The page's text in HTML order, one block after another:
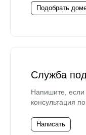
Подобрать
Служба
Напишите,
консультация
Написать